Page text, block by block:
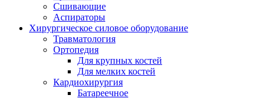
Сшивающие
Аспираторы
Хирургическое силовое оборудование
Травматология
Ортопедия
Для крупных костей
Для мелких костей
Кардиохирургия
Батареечное